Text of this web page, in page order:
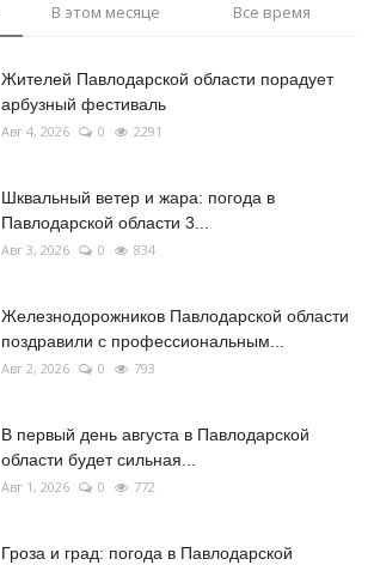
В этом месяце Все время
Жителей Павлодарской области порадует
арбузный фестиваль
Авг 4, 2026 0 2291
Шквальный ветер и жара: погода в
Павлодарской области 3...
Авг 3, 2026 0 834
Железнодорожников Павлодарской области
поздравили с профессиональным...
Авг 2, 2026 0 793
В первый день августа в Павлодарской
области будет сильная...
Авг 1, 2026 0 772
Гроза и град: погода в Павлодарской